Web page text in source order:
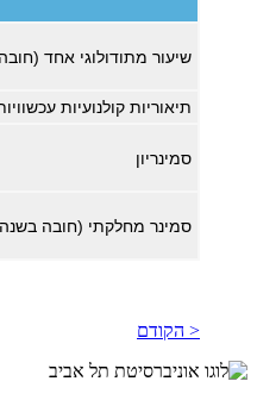
שיעור מתודולוגי אחד
תיאוריות קולנועיות
סמינריון
סמינר מחלקתי (חובה
< הקודם